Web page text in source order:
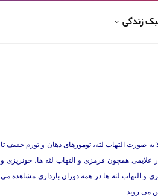
زندگی
صورت التهاب لثه، تومورهای دهان و تورم خفیف تا
علایمی همچون قرمزی و التهاب لثه ها، خونریزی و
می شوند. خونریزی و التهاب لثه ها در همه دوران بارداری مشاهده می